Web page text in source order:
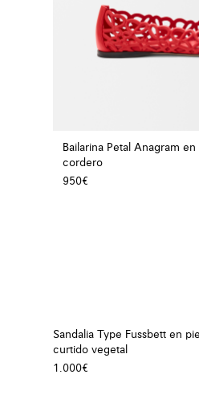
Bailarina Petal Anagram
cordero
950€
Sandalia Type Fussbett en
curtido vegetal
1.000€